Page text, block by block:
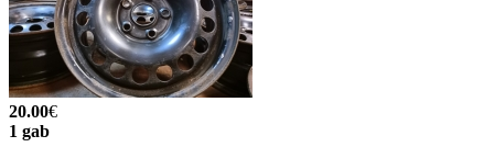
20.00€
1 gab